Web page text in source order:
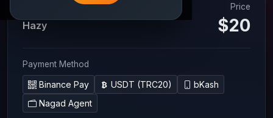
Hazy
Price
$20
Payment Method
Binance Pay USDT (TRC20)
bKash
Nagad Agent